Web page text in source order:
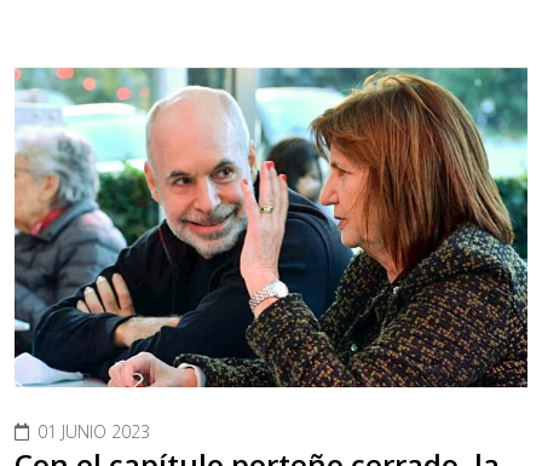
01 JUNIO 2023